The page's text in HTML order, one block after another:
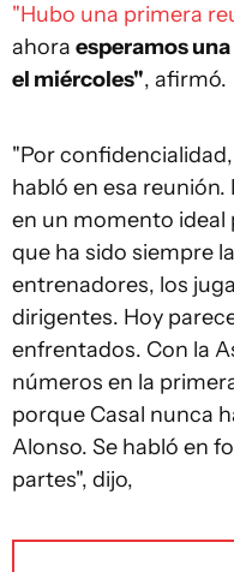
"Hubo una primera
ahora esperamos
el miércoles", afirmó.
"Por
habló en esa
en un momento ideal
que ha sido siempre
entrenadores, los
dirigentes. Hoy
enfrentados. Con la
números en la
porque Casal nunca
Alonso. Se habló en
partes", dijo,